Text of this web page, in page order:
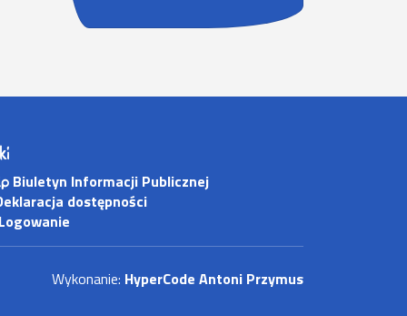
Biuletyn Informacji Publicznej
dostępności
Logowanie
Wykonanie: HyperCode Antoni Przymus